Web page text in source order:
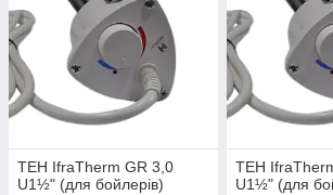
ТЕН IfraTherm GR 3,0
U1½" (для бойлерів)
ТЕН
U1½"​​​​​​​ (для